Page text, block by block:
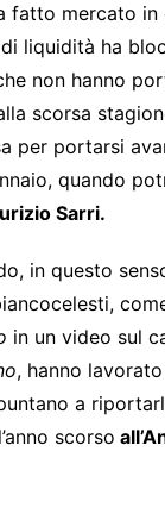
fatto mercato in
di liquidità ha
non hanno
scorsa
per portarsi
quando
Sarri.
in questo
in un video sul
, hanno
a
scorso